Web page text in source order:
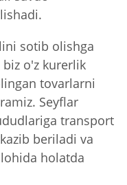
sotib olishga
o'z kurerlik
tovarlarni
Seyflar
transport
beriladi va
holatda